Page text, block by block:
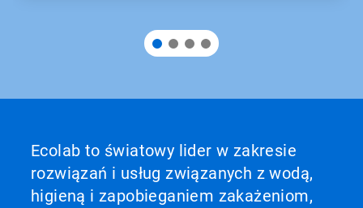
Ecolab to światowy lider w zakresie
rozwiązań i usług związanych z wodą,
higieną i zapobieganiem zakażeniom,